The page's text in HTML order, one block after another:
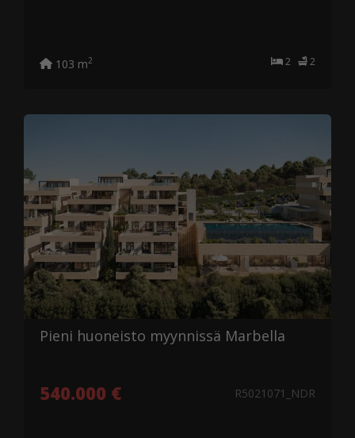
2 2
103 m2
Pieni huoneisto myynnissä Marbella
540.000 € R5021071_NDR